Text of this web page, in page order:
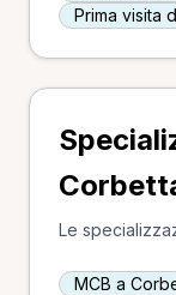
Prima visita
Le
MCB a